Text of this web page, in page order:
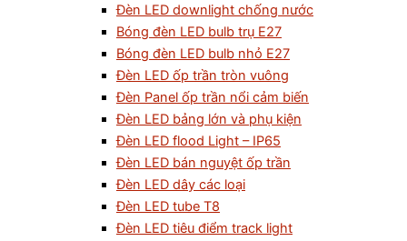
Đèn LED downlight chống nước
Bóng đèn LED bulb trụ E27
Bóng đèn LED bulb nhỏ E27
Đèn LED ốp trần tròn vuông
Đèn Panel ốp trần nổi cảm biến
Đèn LED bảng lớn và phụ kiện
Đèn LED flood Light – IP65
Đèn LED bán nguyệt ốp trần
Đèn LED dây các loại
Đèn LED tube T8
Đèn LED tiêu điểm track light